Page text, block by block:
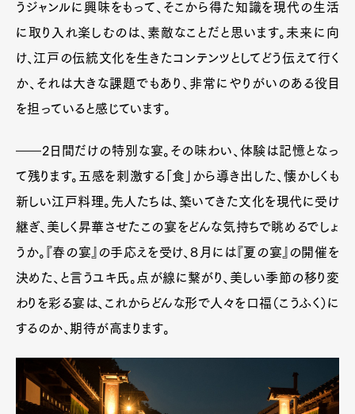
うジャンルに興味をもって、そこから得た知識を現代の生活
に取り入れ楽しむのは、素敵なことだと思います。未来に向
け、江戸の伝統文化を生きたコンテンツとしてどう伝えて行く
か、それは大きな課題でもあり、非常にやりがいのある役目
を担っていると感じています。
――2日間だけの特別な宴。その味わい、体験は記憶となっ
て残ります。五感を刺激する「食」から導き出した、懐かしくも
新しい江戸料理。先人たちは、築いてきた文化を現代に受け
継ぎ、美しく昇華させたこの宴をどんな気持ちで眺めるでしょ
うか。『春の宴』の手応えを受け、８月には『夏の宴』の開催を
決めた、と言うユキ氏。点が線に繋がり、美しい季節の移り変
わりを彩る宴は、これからどんな形で人々を口福（こうふく）に
するのか、期待が高まります。